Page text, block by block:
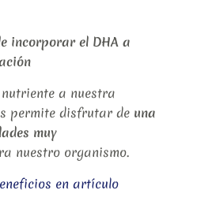
incorporar el DHA a
a nuestra
permite disfrutar de una
muy
nuestro organismo.
en artículo